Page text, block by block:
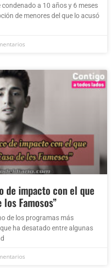
a 10 años y 6 meses
de menores del que lo acusó
de impacto con el que
Famosos”
de los programas más
ha desatado entre algunas